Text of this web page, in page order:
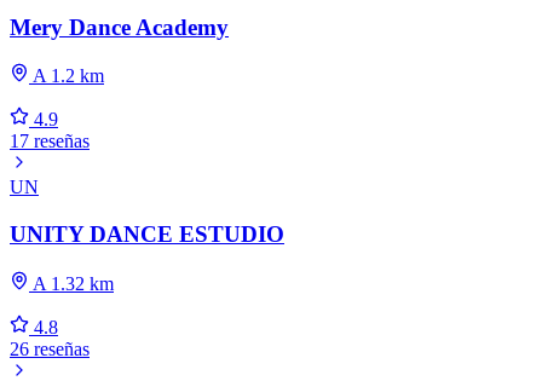
Mery Dance Academy
A 1.2 km
4.9
17 reseñas
UN
UNITY DANCE ESTUDIO
A 1.32 km
4.8
26 reseñas